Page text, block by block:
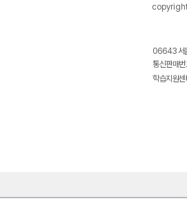
06643 서
통신판매
학습지원